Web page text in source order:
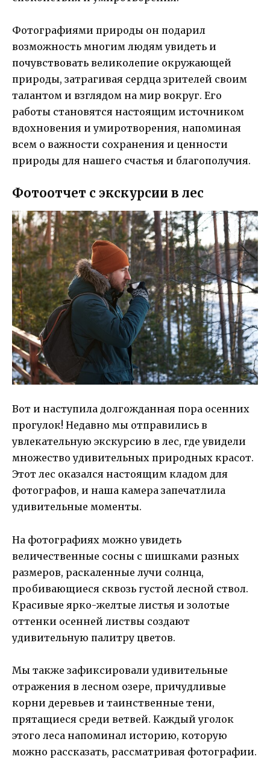
Фотографиями природы он подарил
возможность многим людям увидеть и
почувствовать великолепие окружающей
природы, затрагивая сердца зрителей своим
талантом и взглядом на мир вокруг. Его
работы становятся настоящим источником
вдохновения и умиротворения, напоминая
всем о важности сохранения и ценности
природы для нашего счастья и благополучия.
Фотоотчет с экскурсии в лес
Вот и наступила долгожданная пора осенних
прогулок! Недавно мы отправились в
увлекательную экскурсию в лес, где увидели
множество удивительных природных красот.
Этот лес оказался настоящим кладом для
фотографов, и наша камера запечатлила
удивительные моменты.
На фотографиях можно увидеть
величественные сосны с шишками разных
размеров, раскаленные лучи солнца,
пробивающиеся сквозь густой лесной ствол.
Красивые ярко-желтые листья и золотые
оттенки осенней листвы создают
удивительную палитру цветов.
Мы также зафиксировали удивительные
отражения в лесном озере, причудливые
корни деревьев и таинственные тени,
прятащиеся среди ветвей. Каждый уголок
этого леса напоминал историю, которую
можно рассказать, рассматривая фотографии.